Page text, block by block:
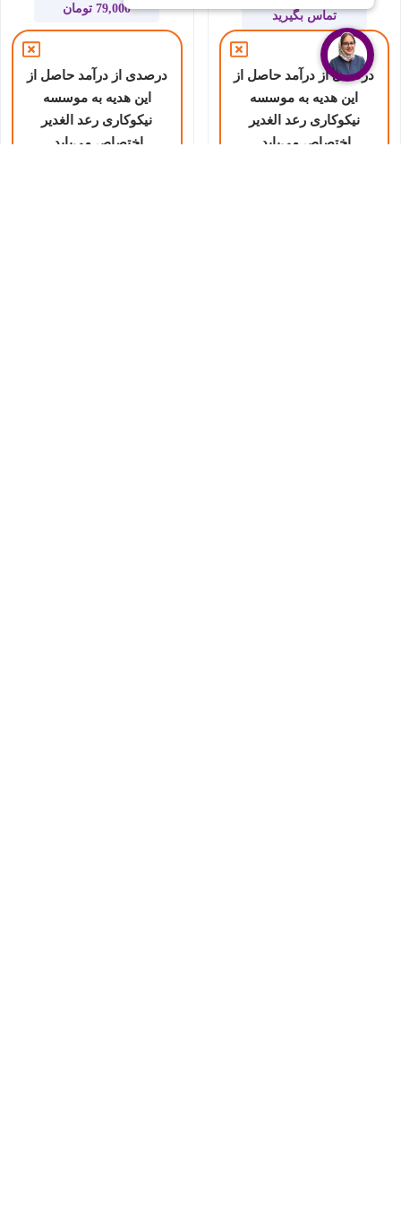
تماس بگیرید
درصدی از درآمد حاصل از
این هدیه به موسسه
نیکوکاری رعد الغدیر
اختصاص می‌یابد.
79,000 تومان
درصدی از درآمد حاصل از
این هدیه به موسسه
نیکوکاری رعد الغدیر
اختصاص می‌یابد.